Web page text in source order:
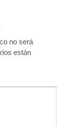
no será
están